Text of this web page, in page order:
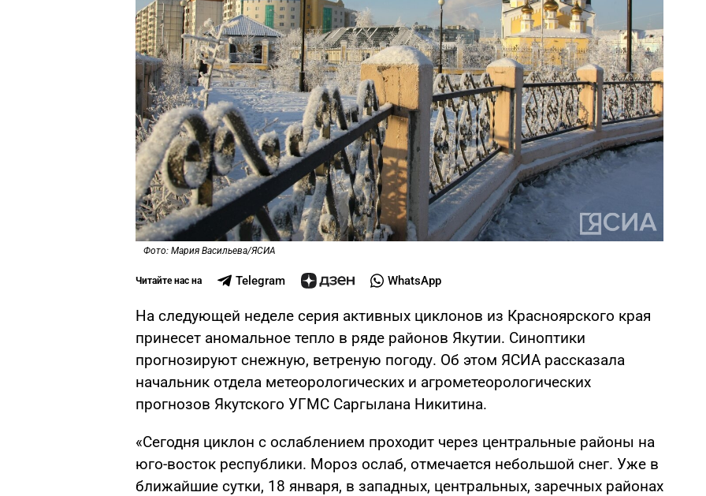
Фото: Мария Васильева/ЯСИА
Читайте нас на Telegram WhatsApp
На следующей неделе серия активных циклонов из Красноярского края
принесет аномальное тепло в ряде районов Якутии. Синоптики
прогнозируют снежную, ветреную погоду. Об этом ЯСИА рассказала
начальник отдела метеорологических и агрометеорологических
прогнозов Якутского УГМС Саргылана Никитина.
«Сегодня циклон с ослаблением проходит через центральные районы на
юго-восток республики. Мороз ослаб, отмечается небольшой снег. Уже в
ближайшие сутки, 18 января, в западных, центральных, заречных районах